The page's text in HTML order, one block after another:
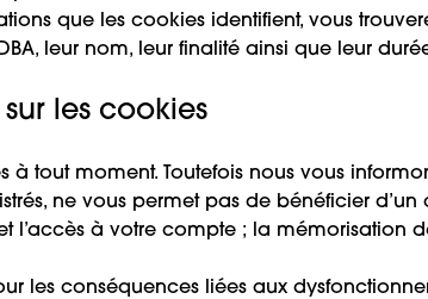
que les cookies identifient, vous
leur nom, leur finalité ainsi que leur
les cookies
tout moment. Toutefois nous vous
ne vous permet pas de bénéficier
l’accès à votre compte ; la
les conséquences liées aux